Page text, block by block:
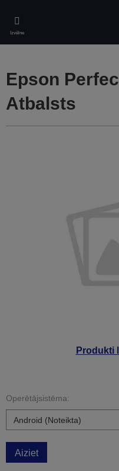
main
content
Izvēlne
Produkti
Epson
Atbalsts
Operētājsistēma:
Aiziet